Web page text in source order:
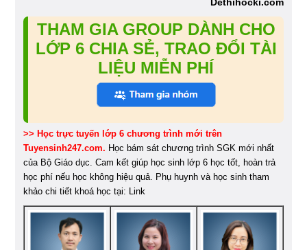
Dethihocki.com
THAM GIA GROUP DÀNH CHO
LỚP 6 CHIA SẺ, TRAO ĐỔI TÀI
LIỆU MIỄN PHÍ
>> Học trực tuyến lớp 6 chương trình mới trên
Tuyensinh247.com. Học bám sát chương trình SGK mới nhất
của Bộ Giáo dục. Cam kết giúp học sinh lớp 6 học tốt, hoàn trả
học phí nếu học không hiệu quả. Phụ huynh và học sinh tham
khảo chi tiết khoá học tại: Link